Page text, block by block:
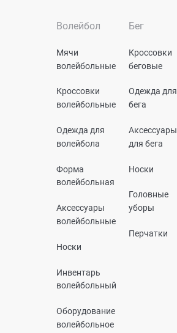
Волейбол
Мячи
волейбольные
Кроссовки
волейбольные
Одежда для
волейбола
Форма
волейбольная
Аксессуары
волейбольные
Носки
Инвентарь
волейбольный
Оборудование
волейбольное
Бег
Кроссовки
беговые
Одежда для
бега
Аксессуары
для бега
Носки
Головные
уборы
Перчатки